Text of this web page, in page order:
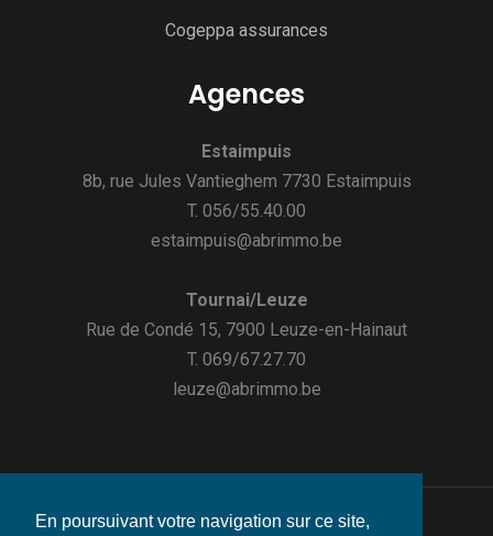
En poursuivant votre navigation sur ce site,
Cogeppa assurances
Agences
Estaimpuis
8b, rue Jules Vantieghem 7730 Estaimpuis
T. 056/55.40.00
estaimpuis@abrimmo.be
Tournai/Leuze
Rue de Condé 15, 7900 Leuze-en-Hainaut
T. 069/67.27.70
leuze@abrimmo.be